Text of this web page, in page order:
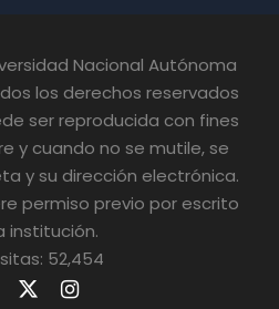
Nacional Autónoma
los derechos reservados
ser reproducida con fines
y cuando no se mutile, se
y su dirección electrónica.
permiso previo por escrito
institución.
52,454